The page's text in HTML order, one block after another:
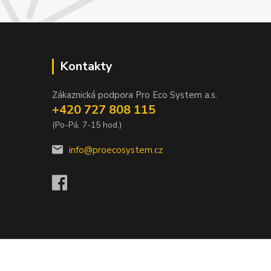
Kontakty
Zákaznická podpora Pro Eco System a.s.
+420 727 808 115
(Po-Pá, 7-15 hod.)
info@proecosystem.cz